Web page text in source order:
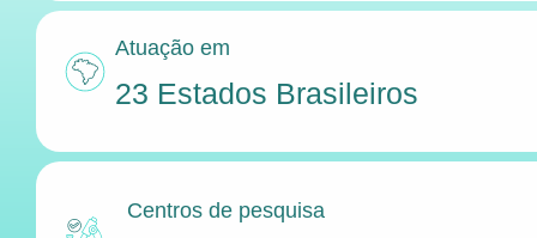
Atuação em
23 Estados Brasileiros
Centros de pesquisa